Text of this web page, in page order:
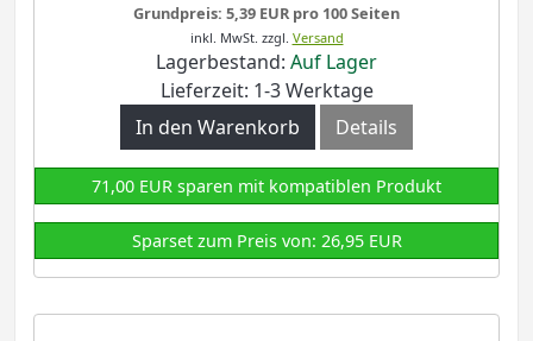
Grundpreis: 5,39 EUR pro 100 Seiten
inkl. MwSt. zzgl. Versand
Lagerbestand: Auf Lager
Lieferzeit: 1-3 Werktage
In den Warenkorb
Details
71,00 EUR sparen mit kompatiblen Produkt
Sparset zum Preis von: 26,95 EUR